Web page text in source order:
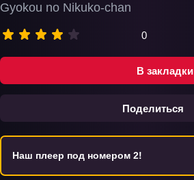
В закладки
Поделиться
Gyokou no Nikuko-chan
0
Наш плеер под номером 2!